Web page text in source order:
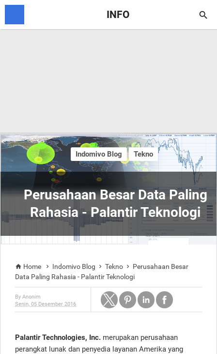
INFO 
Perusahaan Besar Data Paling
Rahasia - Palantir Teknologi
Indomivo Blog Tekno
 Home  Indomivo Blog  Tekno 
Perusahaan Besar
Data Paling Rahasia - Palantir Teknologi
By Anonim
Senin, 05 Desember 2016
Palantir Technologies, Inc. merupakan perusahaan
perangkat lunak dan penyedia layanan Amerika yang